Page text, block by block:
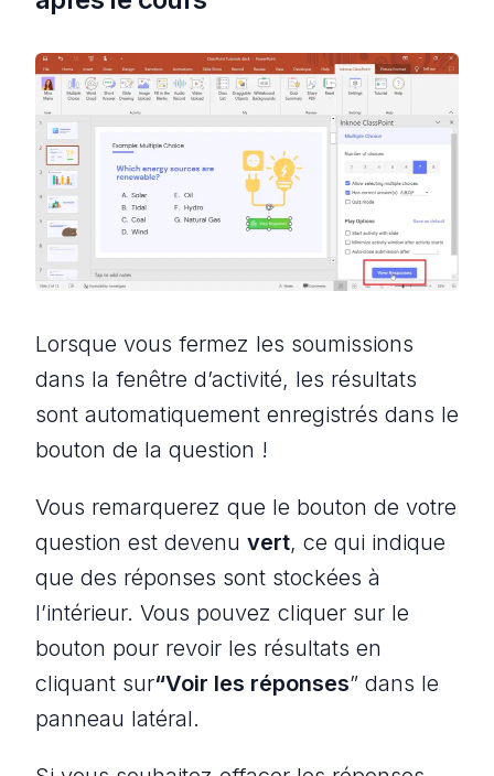
Lorsque vous fermez les soumissions
dans la fenêtre d’activité, les résultats
sont automatiquement enregistrés dans le
bouton de la question !
Vous remarquerez que le bouton de votre
question est devenu vert, ce qui indique
que des réponses sont stockées à
l’intérieur. Vous pouvez cliquer sur le
bouton pour revoir les résultats en
cliquant sur“Voir les réponses” dans le
panneau latéral.